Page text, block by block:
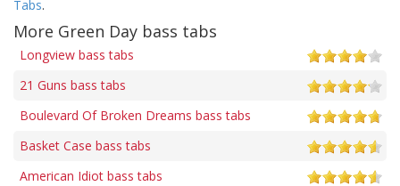
Tabs.
More Green Day bass tabs
Longview bass tabs
21 Guns bass tabs
Boulevard Of Broken Dreams bass tabs
Basket Case bass tabs
American Idiot bass tabs